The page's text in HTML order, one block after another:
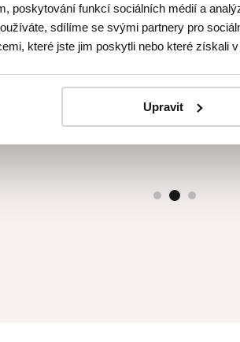
poskytování funkcí sociálních médií a
sdílíme se svými partnery pro
které jste jim poskytli nebo které získali
Upravit
se mi velice líbil, vše
velmi chutné. Sachr úplně
příjemná, vše perfektně